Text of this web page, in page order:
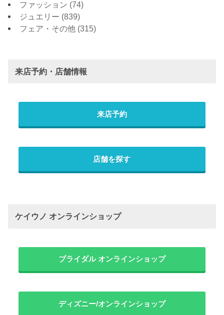
ファッション (74)
ジュエリー (839)
フェア・その他 (315)
来店予約・店舗情報
来店予約
店舗を探す
ケイウノ オンラインショップ
ブライダル オンラインショップ
ディズニー/オンラインショップ